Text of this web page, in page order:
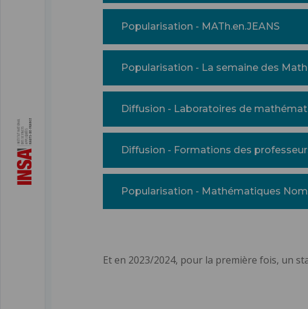
Popularisation - MATh.en.JEANS
Popularisation - La semaine des
Diffusion - Laboratoires de
Diffusion - Formations des
Popularisation - Mathématiques
Et en 2023/2024, pour la première fois, un